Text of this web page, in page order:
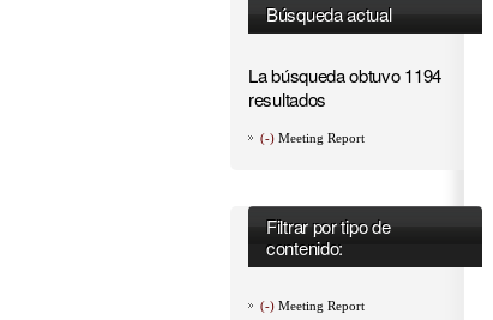
Búsqueda actual
La búsqueda obtuvo 1194
resultados
(-) Meeting Report
Filtrar por tipo de
contenido:
(-) Meeting Report